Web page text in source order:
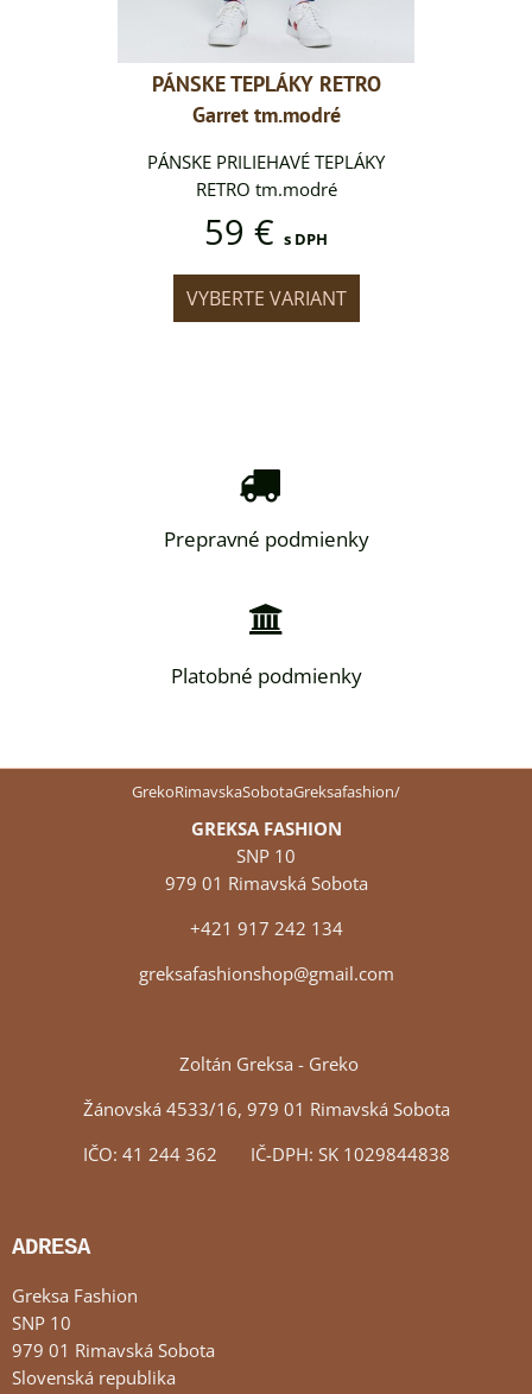
PÁNSKE TEPLÁKY RETRO
Garret tm.modré
PÁNSKE PRILIEHAVÉ TEPLÁKY
RETRO tm.modré
59 € s DPH
VYBERTE VARIANT
Prepravné podmienky
Platobné podmienky
GrekoRimavskaSobotaGreksafashion/
GREKSA FASHION
SNP 10
979 01 Rimavská Sobota
+421 917 242 134
greksafashionshop@gmail.com
Zoltán Greksa - Greko
Žánovská 4533/16, 979 01 Rimavská Sobota
IČO: 41 244 362 IČ-DPH: SK 1029844838
ADRESA
Greksa Fashion
SNP 10
979 01 Rimavská Sobota
Slovenská republika